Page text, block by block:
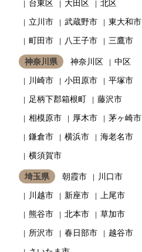
台東区
大田区
北区
立川市
武蔵野市
東大和市
町田市
八王子市 三鷹市
神奈川県 神奈川区
中区
川崎市
小田原市
平塚市
足柄下郡箱根町
藤沢市
相模原市
厚木市
茅ヶ崎市
鎌倉市
横浜市
海老名市
横須賀市
埼玉県 朝霞市
川口市
川越市
新座市
上尾市
熊谷市
北本市
草加市
所沢市
春日部市
越谷市